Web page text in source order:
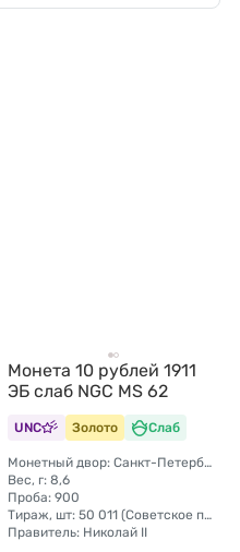
Монета 10 рублей 1911
ЭБ слаб NGC MS 62
UNC Золото Слаб
Монетный двор: Санкт-Петербургский монетный двор
Вес, г: 8,6
Проба: 900
Тираж, шт: 50 011 (Советское правительство с декабря 1925 г. по март 1926 г. отчеканило 2 011 000 10-ти рублевого достоинства царского образца, предположительно штемпелями 1911 г.)
Правитель: Николай II